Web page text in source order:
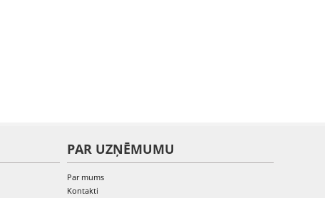
PAR UZŅĒMUMU
Par mums
Kontakti